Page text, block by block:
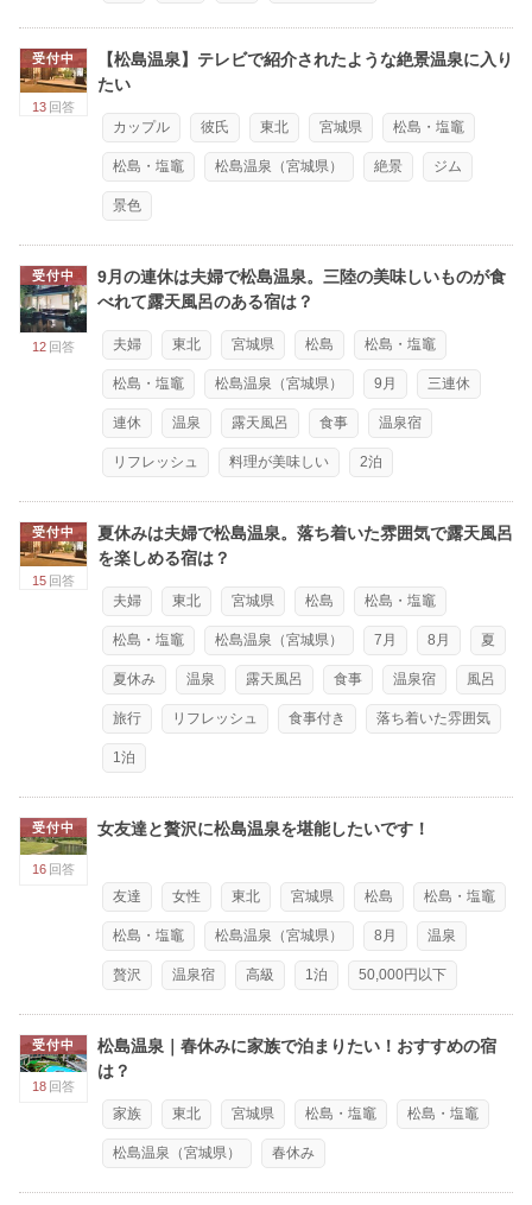
受付中
13 回答
【松島温泉】テレビで紹介されたような絶景温泉に入り
たい
カップル 彼氏 東北 宮城県 松島・塩竈
松島・塩竈 松島温泉（宮城県） 絶景 ジム
景色
受付中
12 回答
9月の連休は夫婦で松島温泉。三陸の美味しいものが食
べれて露天風呂のある宿は？
夫婦 東北 宮城県 松島 松島・塩竈
松島・塩竈 松島温泉（宮城県） 9月 三連休
連休 温泉 露天風呂 食事 温泉宿
リフレッシュ 料理が美味しい 2泊
受付中
15 回答
夏休みは夫婦で松島温泉。落ち着いた雰囲気で露天風呂
を楽しめる宿は？
夫婦 東北 宮城県 松島 松島・塩竈
松島・塩竈 松島温泉（宮城県） 7月 8月 夏
夏休み 温泉 露天風呂 食事 温泉宿 風呂
旅行 リフレッシュ 食事付き 落ち着いた雰囲気
1泊
受付中
16 回答
女友達と贅沢に松島温泉を堪能したいです！
友達 女性 東北 宮城県 松島 松島・塩竈
松島・塩竈 松島温泉（宮城県） 8月 温泉
贅沢 温泉宿 高級 1泊 50,000円以下
受付中
18 回答
松島温泉｜春休みに家族で泊まりたい！おすすめの宿
は？
家族 東北 宮城県 松島・塩竈 松島・塩竈
松島温泉（宮城県） 春休み